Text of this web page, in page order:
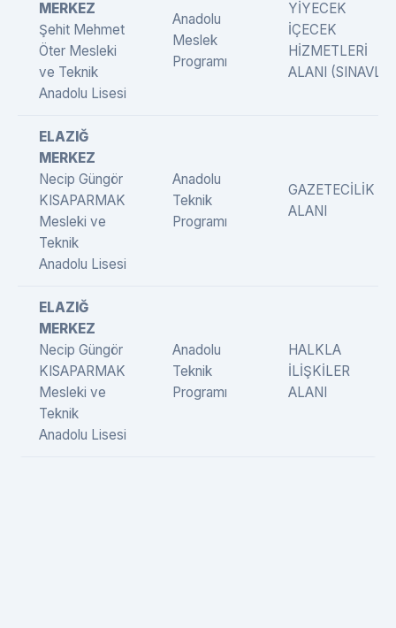
MERKEZ
Şehit Mehmet
Öter Mesleki
ve Teknik
Anadolu Lisesi
Anadolu
Meslek
Programı
YİYECEK
İÇECEK
HİZMETLERİ
ALANI (SINAVLI)
ELAZIĞ
MERKEZ
Necip Güngör
KISAPARMAK
Mesleki ve
Teknik
Anadolu Lisesi
Anadolu
Teknik
Programı
GAZETECİLİK
ALANI
ELAZIĞ
MERKEZ
Necip Güngör
KISAPARMAK
Mesleki ve
Teknik
Anadolu Lisesi
Anadolu
Teknik
Programı
HALKLA
İLİŞKİLER
ALANI